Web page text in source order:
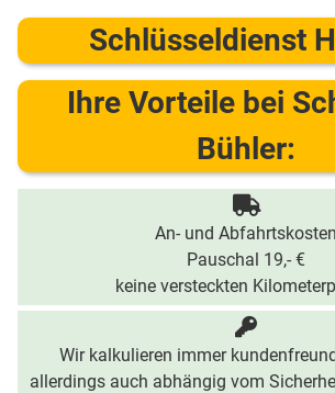
Schlüsseldienst
Ihre Vorteile bei
Bühler:
An- und Abfahrtskosten
Pauschal 19,- €
keine versteckten
Wir kalkulieren immer
allerdings auch abhängig vom